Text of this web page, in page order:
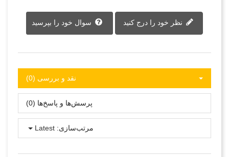
سوال خود را بپرسید
نقد و بررسی‌‌ (0)
پرسش‌ها و پاسخ‌ها (0)
مرتب‌سازی: Latest